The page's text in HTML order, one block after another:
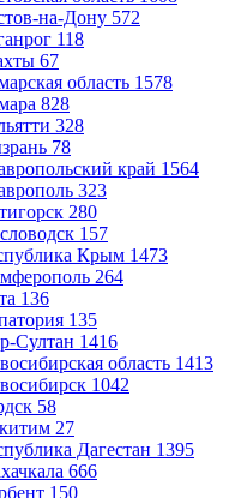
на-Дону 572
118
67
область 1578
828
328
78
край 1564
323
280
157
Крым 1473
264
136
135
Султан 1416
область 1413
1042
58
27
Дагестан 1395
666
150